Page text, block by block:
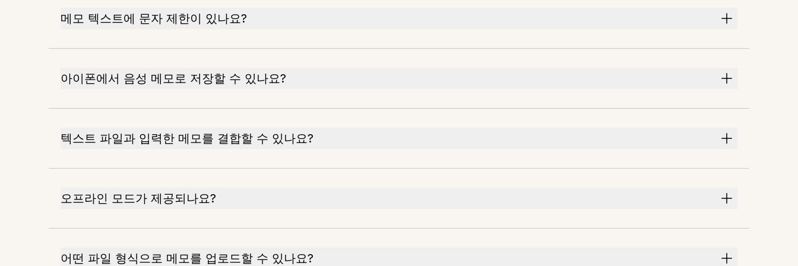
메모 텍스트에 문자 제한이 있나요?
아이폰에서 음성 메모로 저장할 수 있나요?
텍스트 파일과 입력한 메모를 결합할 수 있나요?
오프라인 모드가 제공되나요?
어떤 파일 형식으로 메모를 업로드할 수 있나요?